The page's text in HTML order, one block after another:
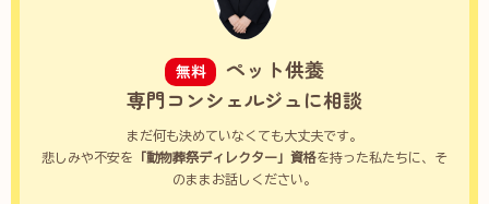
無料
ペット供養
専門コンシェルジュに相談
まだ何も決めていなくても大丈夫です。
悲しみや不安を 「動物葬祭ディレクター」資格を持った私たちに、そ
のままお話しください。